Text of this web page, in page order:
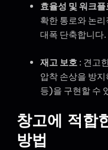
효율성 및 워크
확한 통로와 논
대폭 단축합니다.
재고 보호 : 견고
압착 손상을 방
등)을 구현할 수
창고에 적합
방법